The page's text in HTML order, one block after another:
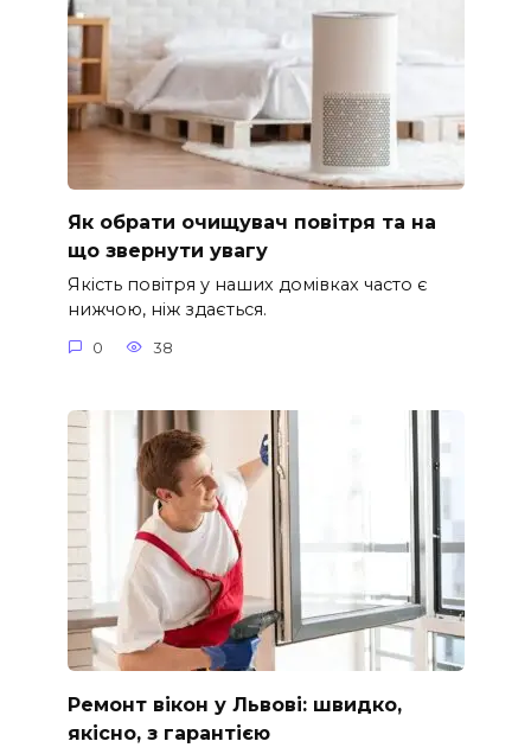
Як обрати очищувач повітря та на
що звернути увагу
Якість повітря у наших домівках часто є
нижчою, ніж здається.
0 38
Ремонт вікон у Львові: швидко,
якісно, з гарантією